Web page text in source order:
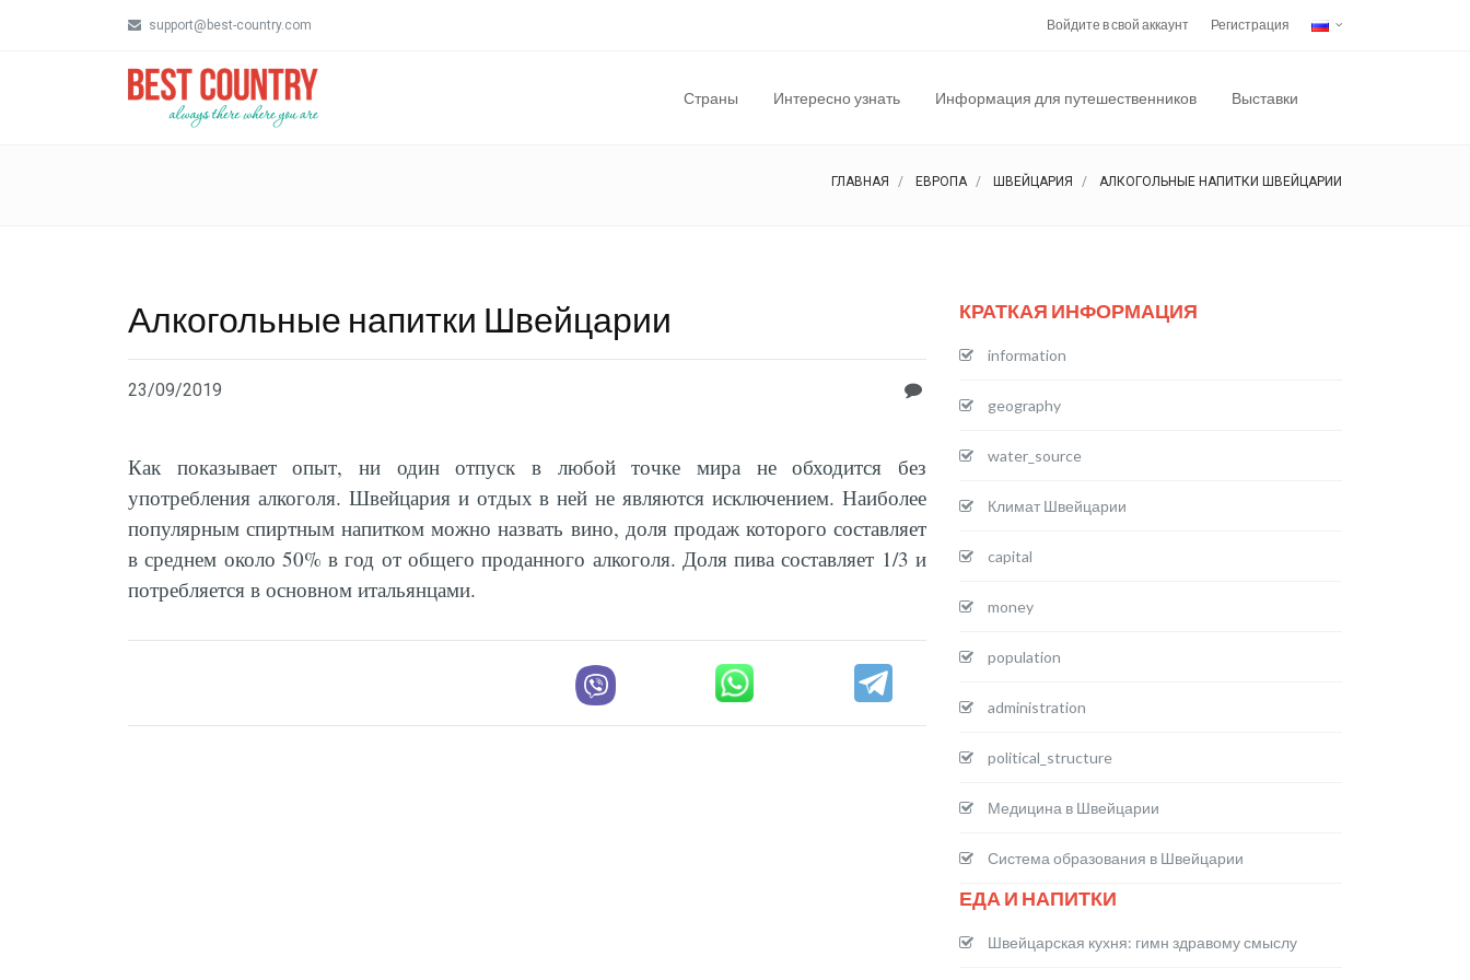
support@best-country.com Войдите в свой аккаунт Регистрация
Страны Интересно узнать Информация для путешественников Выставки
ГЛАВНАЯ ЕВРОПА ШВЕЙЦАРИЯ АЛКОГОЛЬНЫЕ НАПИТКИ ШВЕЙЦАРИИ
Алкогольные напитки Швейцарии
23/09/2019
Как показывает опыт, ни один отпуск в любой точке мира не обходится без
употребления алкоголя. Швейцария и отдых в ней не являются исключением. Наиболее
популярным спиртным напитком можно назвать вино, доля продаж которого составляет
в среднем около 50% в год от общего проданного алкоголя. Доля пива составляет 1/3 и
потребляется в основном итальянцами.
КРАТКАЯ ИНФОРМАЦИЯ
information
geography
water_source
Климат Швейцарии
capital
money
population
administration
political_structure
Медицина в Швейцарии
Система образования в Швейцарии
ЕДА И НАПИТКИ
Швейцарская кухня: гимн здравому смыслу